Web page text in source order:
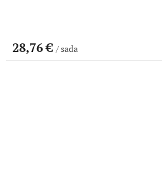
28,76 € / sada